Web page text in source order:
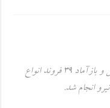
قرارگاه پهپادی نیروی هوایی ارتش تشکیل و بازآماد ۳۹ فروند انواع
انجام شد.